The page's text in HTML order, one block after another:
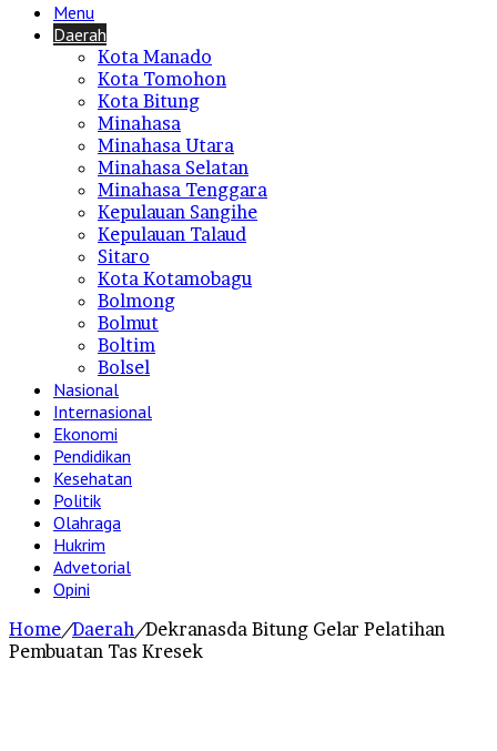
Menu
Daerah
Kota Manado
Kota Tomohon
Kota Bitung
Minahasa
Minahasa Utara
Minahasa Selatan
Minahasa Tenggara
Kepulauan Sangihe
Kepulauan Talaud
Sitaro
Kota Kotamobagu
Bolmong
Bolmut
Boltim
Bolsel
Nasional
Internasional
Ekonomi
Pendidikan
Kesehatan
Politik
Olahraga
Hukrim
Advetorial
Opini
Home/Daerah/Dekranasda Bitung Gelar Pelatihan
Pembuatan Tas Kresek